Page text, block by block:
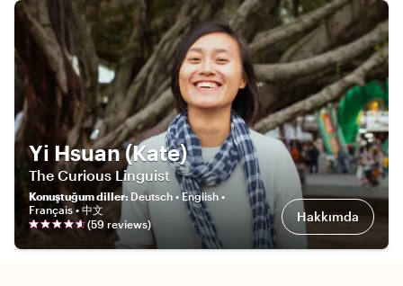
Yi Hsuan (Kate)
The Curious Linguist
Konuştuğum diller: Deutsch • English •
Français • 中文
(59 reviews) Hakkımda